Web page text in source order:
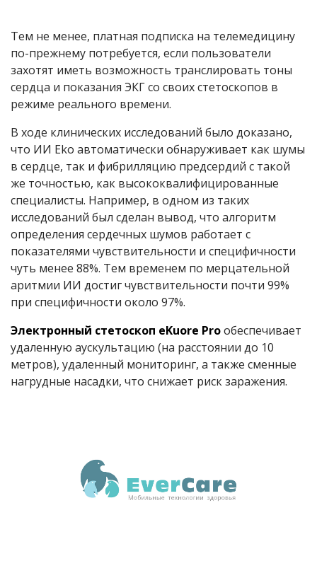
Тем не менее, платная подписка на телемедицину
по-прежнему потребуется, если пользователи
захотят иметь возможность транслировать тоны
сердца и показания ЭКГ со своих стетоскопов в
режиме реального времени.
В ходе клинических исследований было доказано,
что ИИ Eko автоматически обнаруживает как шумы
в сердце, так и фибрилляцию предсердий с такой
же точностью, как высококвалифицированные
специалисты. Например, в одном из таких
исследований был сделан вывод, что алгоритм
определения сердечных шумов работает с
показателями чувствительности и специфичности
чуть менее 88%. Тем временем по мерцательной
аритмии ИИ достиг чувствительности почти 99%
при специфичности около 97%.
Электронный стетоскоп eKuore Proобеспечивает
удаленную аускультацию (на расстоянии до 10
метров), удаленный мониторинг, а также сменные
нагрудные насадки, что снижает риск заражения.